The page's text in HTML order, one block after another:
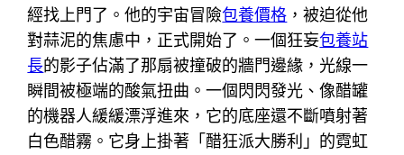
經找上門了。他的宇宙冒險包養價格 ，被迫從他
對蒜泥的焦慮中，正式開始了。一個狂妄包養站
長的影子佔滿了那扇被撞破的牆門邊緣，光線一
瞬間被極端的酸氣扭曲。一個閃閃發光、像醋罐
的機器人緩緩漂浮進來，它的底座還不斷噴射著
白色醋霧。它身上掛著「醋狂派大勝利」的霓虹